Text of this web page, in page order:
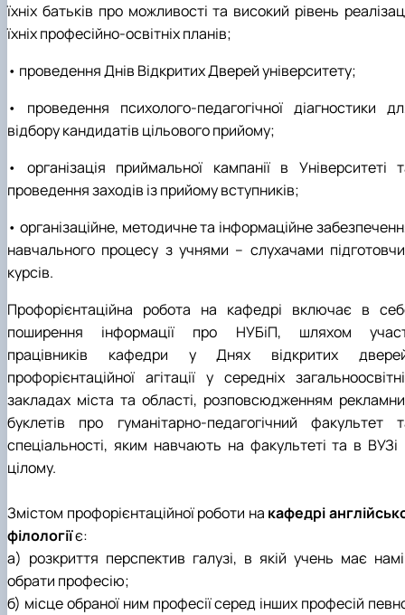
їхніх батьків про можливості та високий рівень
їхніх професійно-освітніх планів;
• проведення Днів Відкритих Дверей університету;
• проведення психолого-педагогічної діагностики
відбору кандидатів цільового прийому;
• організація приймальної кампанії в Університеті
проведення заходів із прийому вступників;
• організаційне, методичне та інформаційне
навчального процесу з учнями – слухачами
курсів.
Профорієнтаційна робота на кафедрі включає в
поширення інформації про НУБіП, шляхом
працівників кафедри у Днях відкритих
профорієнтаційної агітації у середніх
закладах міста та області, розповсюдженням
буклетів про гуманітарно-педагогічний факультет
спеціальності, яким навчають на факультеті та в ВУЗі
цілому.
Змістом профорієнтаційної роботи на кафедрі
філологіїє:
а) розкриття перспектив галузі, в якій учень має
обрати професію;
б) місце обраної ним професії серед інших професій